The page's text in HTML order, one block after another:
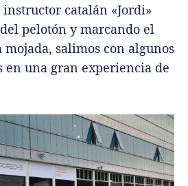
catalán «Jordi»
pelotón y marcando el
salimos con algunos
en una gran experiencia de